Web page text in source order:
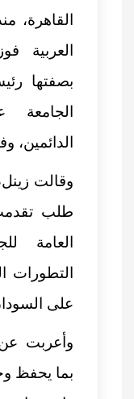
القاهرة،
العربية
وقالت
طلب
العامة
التطورات
على
وأعربت عن
بما يحفظ